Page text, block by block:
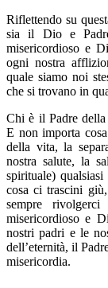
Riflettendo su
sia il Dio e
misericordioso e
ogni nostra
quale siamo noi
che si trovano in
Chi è il Padre
E non importa
della vita, la
nostra salute, la
spirituale)
cosa ci trascini
sempre
misericordioso e
nostri padri e le
dell’eternità, il
misericordia.